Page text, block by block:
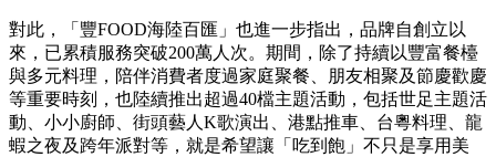
對此，「豐FOOD海陸百匯」也進一步指出，品牌自創立以
來，已累積服務突破200萬人次。期間，除了持續以豐富餐檯
與多元料理，陪伴消費者度過家庭聚餐、朋友相聚及節慶歡慶
等重要時刻，也陸續推出超過40檔主題活動，包括世足主題活
動、小小廚師、街頭藝人K歌演出、港點推車、台粵料理、龍
蝦之夜及跨年派對等，就是希望讓「吃到飽」不只是享用美